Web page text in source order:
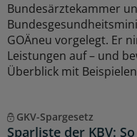
Bundesärztekammer
GOÄneu vorgelegt. Er
Leistungen auf – und
Überblick mit
GKV-Spargesetz
Sparliste der KBV: